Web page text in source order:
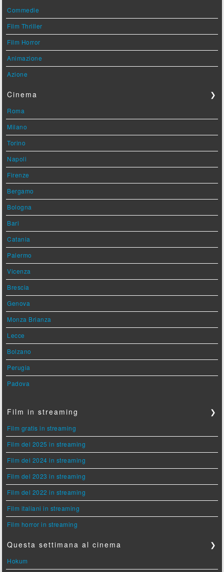
Commedie
Film Thriller
Film Horror
Animazione
Azione
Cinema ❯
Roma
Milano
Torino
Napoli
Firenze
Bergamo
Bologna
Bari
Catania
Palermo
Vicenza
Brescia
Genova
Monza Brianza
Lecce
Bolzano
Perugia
Padova
Film in streaming ❯
Film gratis in streaming
Film del 2025 in streaming
Film del 2024 in streaming
Film del 2023 in streaming
Film del 2022 in streaming
Film italiani in streaming
Film horror in streaming
Questa settimana al cinema ❯
Hokum